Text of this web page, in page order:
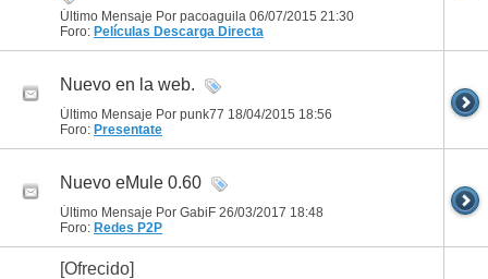
Último Mensaje Por pacoaguila 06/07/2015 21:30
Foro: Películas Descarga Directa
Nuevo en la web.
Último Mensaje Por punk77 18/04/2015 18:56
Foro: Presentate
Nuevo eMule 0.60
Último Mensaje Por GabiF 26/03/2017 18:48
Foro: Redes P2P
[Ofrecido]